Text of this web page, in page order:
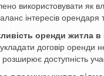
використовувати як
інтересів орендаря
оренди житла в
договір оренди
доступність